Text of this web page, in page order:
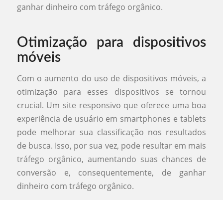
ganhar dinheiro com tráfego orgânico.
Otimização para dispositivos
móveis
Com o aumento do uso de dispositivos móveis, a
otimização para esses dispositivos se tornou
crucial. Um site responsivo que oferece uma boa
experiência de usuário em smartphones e tablets
pode melhorar sua classificação nos resultados
de busca. Isso, por sua vez, pode resultar em mais
tráfego orgânico, aumentando suas chances de
conversão e, consequentemente, de ganhar
dinheiro com tráfego orgânico.